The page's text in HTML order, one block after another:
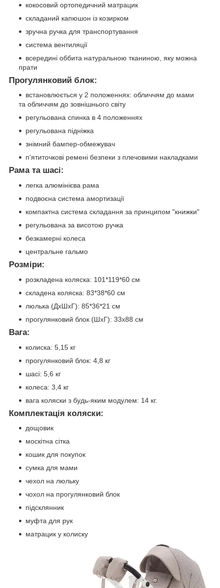
кокосовий ортопедичний матрацик
складаний капюшон із козирком
зручна ручка для транспортування
система вентиляції
всередині оббита натуральною тканиною, яку можна
прати
Прогулянковий блок:
встановлюється у 2 положеннях: обличчям до мами
та обличчям до зовнішнього світу
регульована спинка в 4 положеннях
регульована підніжка
знімний бампер-обмежувач
п'ятиточкові ремені безпеки з плечовими накладками
Рама та шасі:
легка алюмінієва рама
подвоєна система амортизації
компактна система складання за принципом "книжки"
регульована за висотою ручка
безкамерні колеса
центральне гальмо
Розміри:
розкладена коляска: 101*119*60 см
складена коляска: 83*38*60 см
люлька (ДхШхГ): 85*36*21 см
прогулянковий блок (ШхГ): 33х88 см
Вага:
колиска: 5,15 кг
прогулянковий блок: 4,8 кг
шасі: 5,6 кг
колеса: 3,4 кг
вага коляски з будь-яким модулем: 14 кг.
Комплектація коляски:
дощовик
москітна сітка
кошик для покупок
сумка для мами
чехол на люльку
чохол на прогулянковий блок
підсклянник
муфта для рук
матрацик у колиску